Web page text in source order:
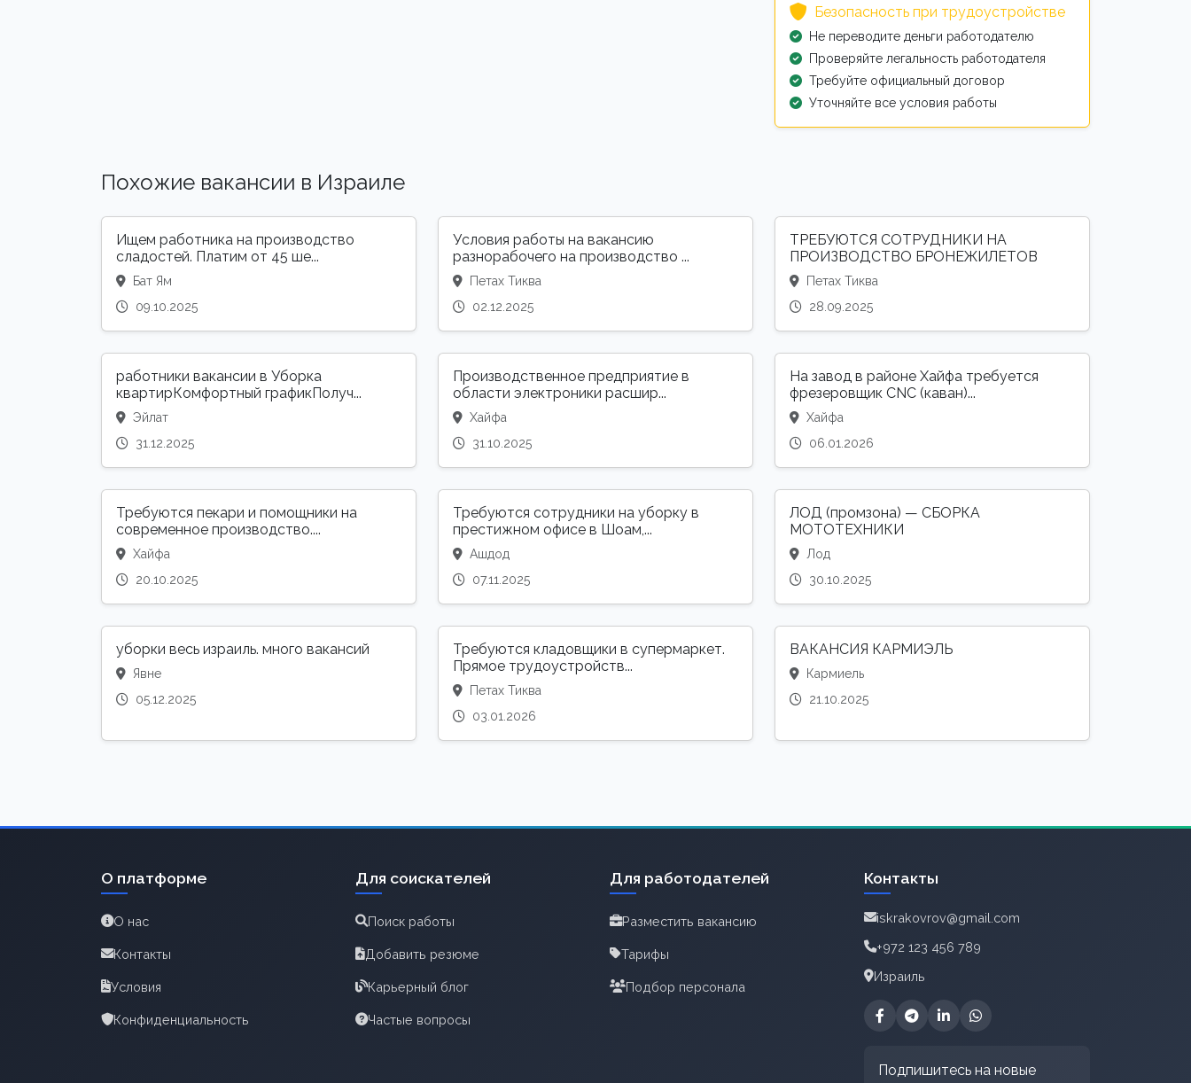
Безопасность при трудоустройстве
Не переводите деньги работодателю
Проверяйте легальность работодателя
Требуйте официальный договор
Уточняйте все условия работы
Похожие вакансии в Израиле
Ищем работника на производство
сладостей. Платим от 45 ше...
Бат Ям
09.10.2025
Условия работы на вакансию
разнорабочего на производство ...
Петах Тиква
02.12.2025
ТРЕБУЮТСЯ СОТРУДНИКИ НА
ПРОИЗВОДСТВО БРОНЕЖИЛЕТОВ
Петах Тиква
28.09.2025
работники вакансии в Уборка
квартирКомфортный графикПолуч...
Эйлат
31.12.2025
Производственное предприятие в
области электроники расшир...
Хайфа
31.10.2025
На завод в районе Хайфа требуется
фрезеровщик CNC (каван)...
Хайфа
06.01.2026
Требуются пекари и помощники на
современное производство....
Хайфа
20.10.2025
Требуются сотрудники на уборку в
престижном офисе в Шоам,...
Ашдод
07.11.2025
ЛОД (промзона) — СБОРКА
МОТОТЕХНИКИ
Лод
30.10.2025
уборки весь израиль. много вакансий
Явне
05.12.2025
Требуются кладовщики в супермаркет.
Прямое трудоустройств...
Петах Тиква
03.01.2026
ВАКАНСИЯ КАРМИЭЛЬ
Кармиель
21.10.2025
О платформе
О нас
Контакты
Условия
Конфиденциальность
Для соискателей
Поиск работы
Добавить резюме
Карьерный блог
Частые вопросы
Для работодателей
Разместить вакансию
Тарифы
Подбор персонала
Контакты
iskrakovrov@gmail.com
+972 123 456 789
Израиль
Подпишитесь на новые